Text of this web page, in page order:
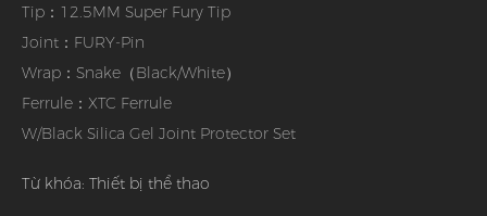
Tip：12.5MM Super Fury Tip
Joint：FURY-Pin
Wrap：Snake（Black/White）
Ferrule：XTC Ferrule
W/Black Silica Gel Joint Protector Set
Từ khóa: Thiết bị thể thao